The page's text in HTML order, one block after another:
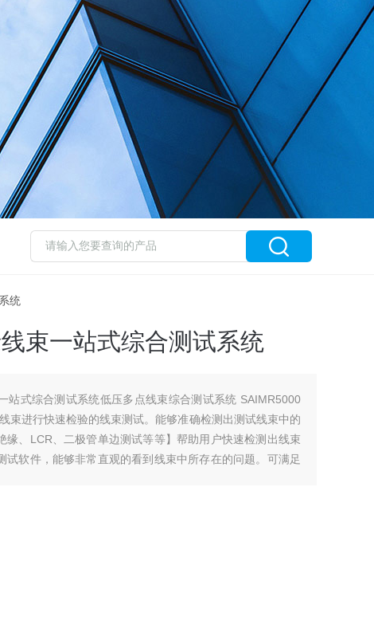
统
束一站式综合测试系统
站式综合测试系统低压多点线束综合测试系统 SAIMR5000
束进行快速检验的线束测试。能够准确检测出测试线束中的
缘、LCR、二极管单边测试等等】帮助用户快速检测出线束
试软件，能够非常直观的看到线束中所存在的问题。可满足